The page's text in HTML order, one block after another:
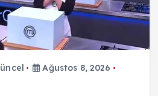
Ağustos 8, 2026